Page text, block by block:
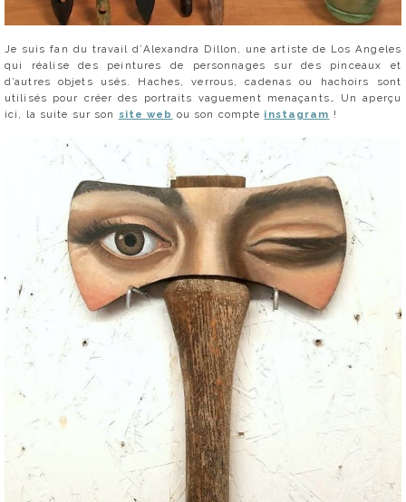
Je suis fan du travail d’Alexandra Dillon, une artiste de Los Angeles
qui réalise des peintures de personnages sur des pinceaux et
d’autres objets usés. Haches, verrous, cadenas ou hachoirs sont
utilisés pour créer des portraits vaguement menaçants… Un aperçu
ici, la suite sur son site web ou son compte instagram !